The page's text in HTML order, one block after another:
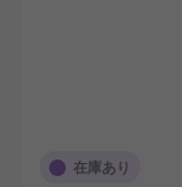
在庫あり